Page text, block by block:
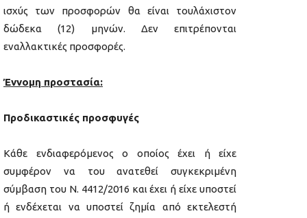
ισχύς των προσφορών θα είναι τουλάχιστον
δώδεκα (12) μηνών. Δεν επιτρέπονται
εναλλακτικές προσφορές.
Έννομη προστασία:
Προδικαστικές προσφυγές
Κάθε ενδιαφερόμενος ο οποίος έχει ή είχε
συμφέρον να του ανατεθεί συγκεκριμένη
σύμβαση του Ν. 4412/2016 και έχει ή είχε υποστεί
ή ενδέχεται να υποστεί ζημία από εκτελεστή